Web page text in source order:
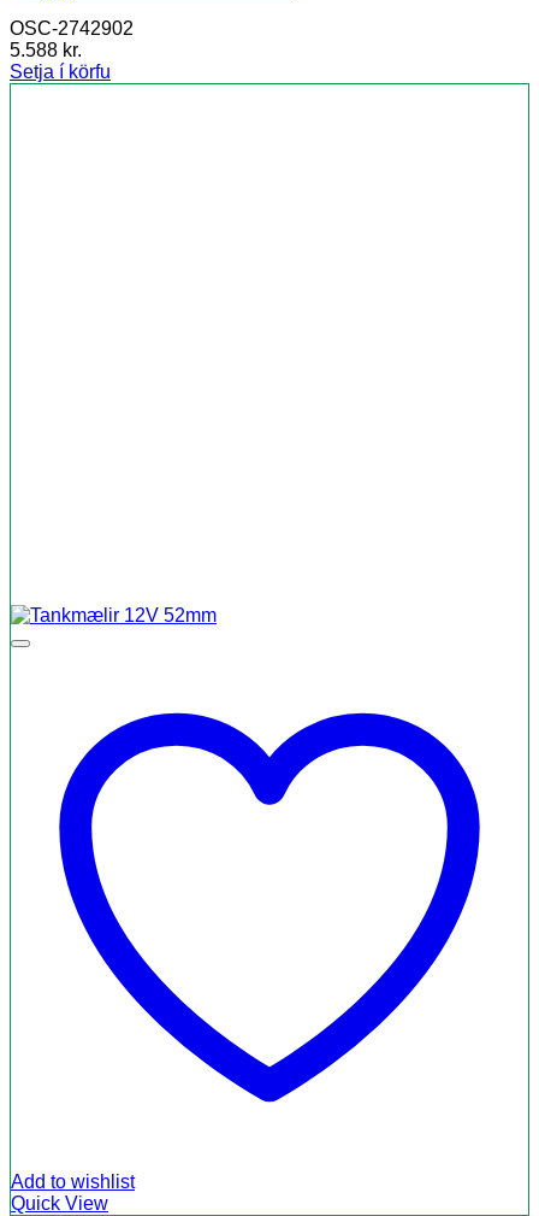
OSC-2742902
5.588 kr.
Setja í körfu
Add to wishlist
Quick View